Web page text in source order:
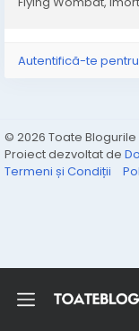
Autentifică-te
© 2026 Toate Blogurile
Proiect dezvoltat de
Termeni și Condiții